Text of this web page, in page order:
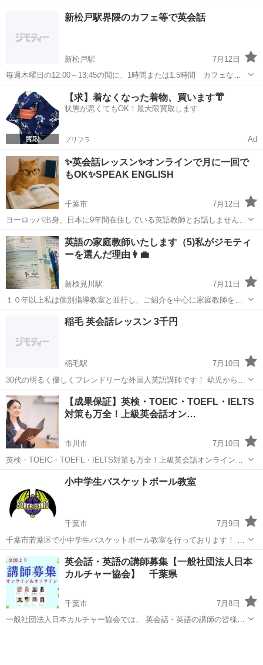
ような方におすすめです。 ・数ヶ月後に海外赴任で海外に行かないと
いけない ・海外旅行前に集中していきたい ・海外留学やワーキングホ
市川市 市川駅 英語 コーチング
新松戸駅界隈のカフェ等で英会話
新松戸駅
7月12日
毎週木曜日の12:00～13:45の間に、1時間または1.5時間 カフェなど
で英会話を習いたい方いらっしゃいますか？ こちらは千葉にて英会話
教室を経営している アメリカのネイティブ教師です。毎週木曜日に
プライベートレッスン...
千葉 新松戸駅 英語 プライベートレッスン
【求】着なくなった着物、買います👘
状態が悪くてもOK！最大限買取します
プリフラ Ad
✨英会話レッスン✨オンラインで月に一回で
もOK✨SPEAK ENGLISH
千葉市
7月12日
ヨーロッパ出身、日本に9年間在住している英語教師とお話しません
か。 🔔 英会話学校および公立学校での 5年間の教育経験 ⚜️ イギリス
の大学卒業者 🔰 名古屋外国語大学交換留学プログラム1年 🥇 TOKYO-
2020 ...
千葉 千葉市 英語 フォニックス
英語の家庭教師いたします（5)私がジモティ
ーを選んだ理由👩‍💼
新検見川駅
7月11日
１０年以上私は個別指導教室と並行し、ご紹介を中心に家庭教師を続
けてきました。 今回、もう一度新しいご縁🫶を広げるために選んだの
が地域に根ざした掲示版［ジモティー］です🍀 仲介会社を通さず、ご
家庭と直接つながる🤝事で、費...
千葉市 新検見川駅 英語 地元
稲毛 英会話レッスン 3千円
稲毛駅
7月10日
30代の明るく優しくフレンドリーな外国人英語講師です！ 幼児からシ
ニア、初心者からビジネスパーソンまで、一人ひとりに合わせた「楽
しく学べるレッスン」をご提供します♪ ​国立大学やインターナショナ
ルスクールでの指導経験をはじめ...
千葉 千葉市 稲毛駅 英会話
【成果保証】英検・TOEIC・TOEFL・IELTS
対策も万全！上級英会話オン…
市川市
7月10日
英検・TOEIC・TOEFL・IELTS対策も万全！上級英会話オンライン講
座がスタート！ 英語力を本気で高めたいあなたへ。 英検やTOEIC、
TOEFL、IELTSといった英語資格試験のスコアアップに直結する、 ...
TOEIC(R)テスト IELTS
小中学生バスケットボール教室
千葉市
7月9日
千葉市若葉区で小中学生バスケットボール教室を行っております！ 月
曜日19時～20時30分 中学生 男女 在籍 女子2年1名 女子1年1名 水曜
日、木曜日18時～20時小学生男女 在籍 小5男子1名 小4男子1名 小4...
千葉 千葉市 英語 ミニバス
英会話・英語の講師募集【一般社団法人日本
カルチャー協会】 千葉県
千葉市
7月8日
一般社団法人日本カルチャー協会では、 英会話・英語の講師の皆様を